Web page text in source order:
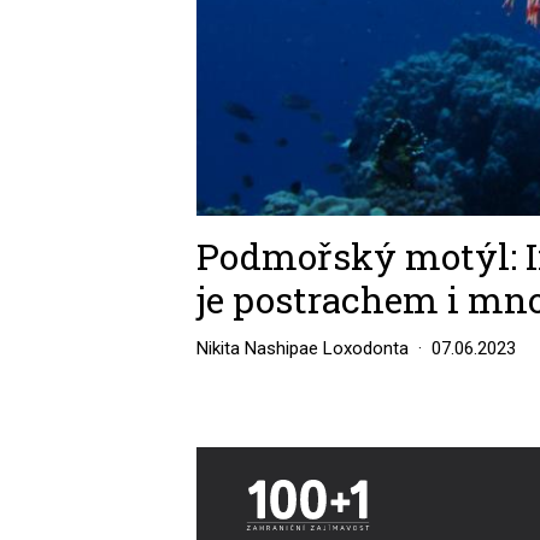
Podmořský motýl:
je postrachem i
Nikita Nashipae Loxodonta 07.06.2023